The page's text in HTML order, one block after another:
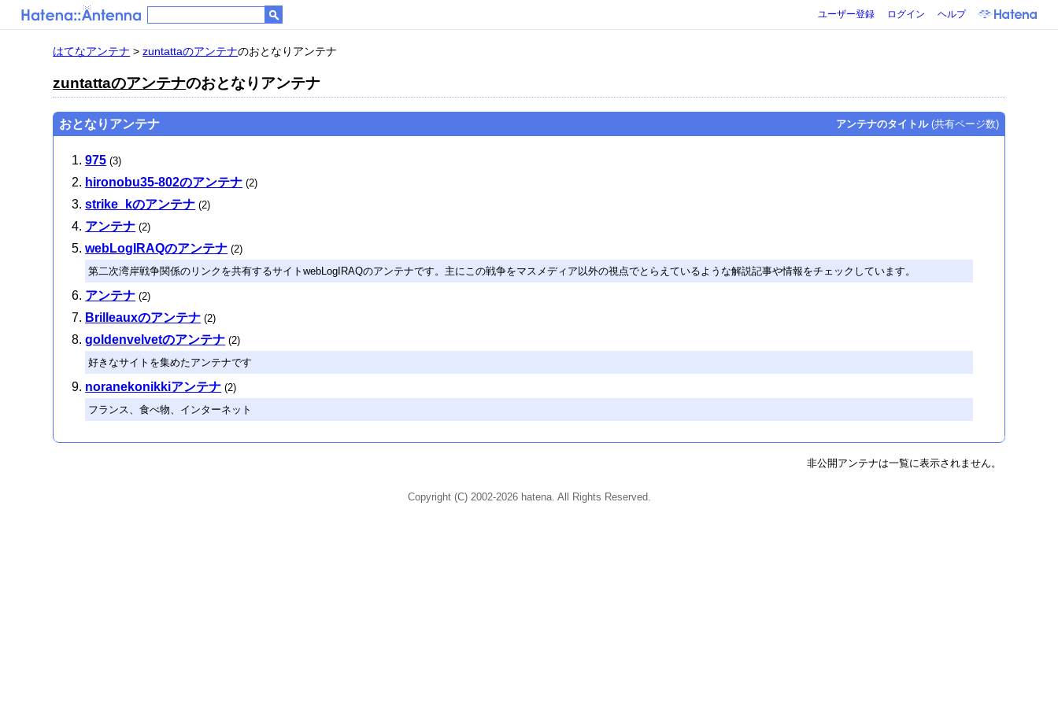
ユーザー登録 ログイン ヘルプ
はてなアンテナ >zuntattaのアンテナのおとなりアンテナ
zuntattaのアンテナのおとなりアンテナ
おとなりアンテナ アンテナのタイトル(共有ページ数)
975 (3)
hironobu35-802のアンテナ (2)
strike_kのアンテナ (2)
アンテナ (2)
webLogIRAQのアンテナ (2)
第二次湾岸戦争関係のリンクを共有するサイトwebLogIRAQのアンテナです。主にこの戦争をマスメディア以外の視点でとらえているような解説記事や情報をチェックしています。
アンテナ (2)
Brilleauxのアンテナ (2)
goldenvelvetのアンテナ (2)
好きなサイトを集めたアンテナです
noranekonikkiアンテナ (2)
フランス、食べ物、インターネット
非公開アンテナは一覧に表示されません。
Copyright (C) 2002-2026 hatena. All Rights Reserved.